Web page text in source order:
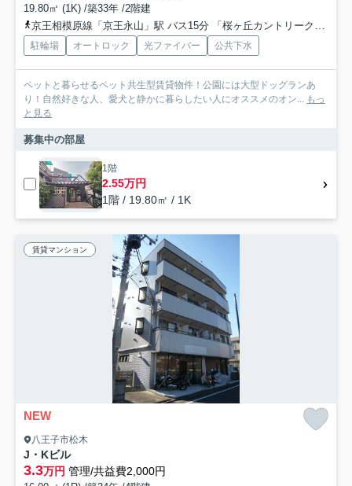
19.80㎡ (1K) /築33年 /2階建
京王相模原線「京王永山」駅 バス15分 「桜ヶ丘カントリークラブ」 停歩1分
駐輪場 オートロック 光ファイバー 公共下水
ペットと暮らせるペット共生型賃貸物件！公園には大型ドッグランあ
り！自然好きな人、愛犬と静かに暮らしたい人にオススメのオン...
もっ
と見る
募集中の部屋
1階
2.55万円
1階 / 19.80㎡ / 1K
賃貸マンション
NEW
八王子市松木
J・Kビル
3.3万円 管理/共益費2,000円